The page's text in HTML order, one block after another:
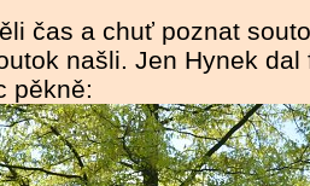
čas a chuť poznat
našli. Jen Hynek
pěkně: